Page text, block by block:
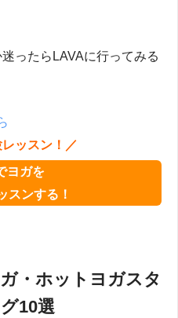
ったらLAVAに行ってみる
ッスン！／
ヨガを
スンする！
・ホットヨガスタ
10選